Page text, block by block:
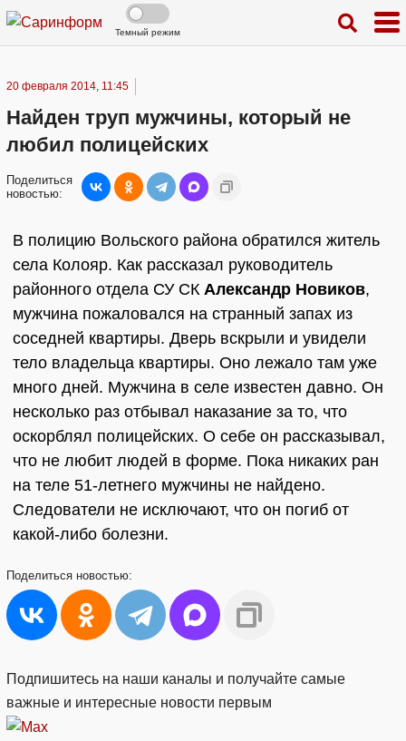
Темный режим
20 февраля 2014, 11:45
Найден труп мужчины, который не
любил полицейских
Поделиться
новостью:
В полицию Вольского района обратился житель
села Колояр. Как рассказал руководитель
районного отдела СУ СК Александр Новиков,
мужчина пожаловался на странный запах из
соседней квартиры. Дверь вскрыли и увидели
тело владельца квартиры. Оно лежало там уже
много дней. Мужчина в селе известен давно. Он
несколько раз отбывал наказание за то, что
оскорблял полицейских. О себе он рассказывал,
что не любит людей в форме. Пока никаких ран
на теле 51-летнего мужчины не найдено.
Следователи не исключают, что он погиб от
какой-либо болезни.
Поделиться новостью:
Подпишитесь на наши каналы и получайте самые
важные и интересные новости первым